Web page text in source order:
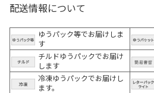
配送情報について
ゆうパック等でお届けしま
す
チルドゆうパックでお届け
します
冷凍ゆうパックでお届けし
ます。